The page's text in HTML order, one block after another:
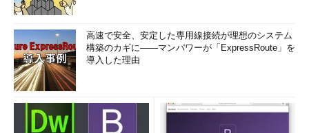
高速で安全、安定した専用線接続が理想のシステム
構築のカギに――マンパワーが「ExpressRoute」を
導入した理由